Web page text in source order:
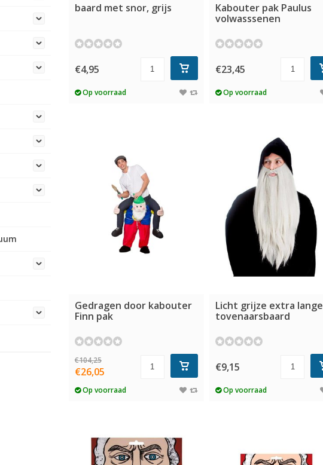
baard met snor, grijs
€4,95
Op voorraad
Kabouter pak Paulus
volwasssenen
€23,45
Op voorraad
Gedragen door kabouter
Finn pak
€104,25
€26,05
Op voorraad
Licht grijze extra lange
tovenaarsbaard
€9,15
Op voorraad